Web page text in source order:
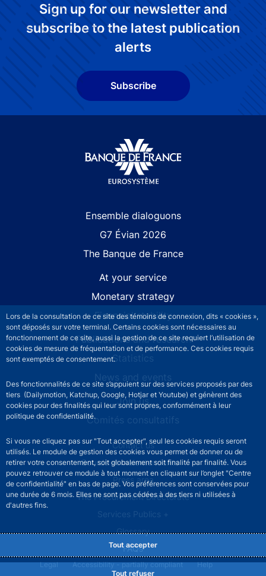
Lors de la consultation de ce site des témoins de connexion, dits « cookies »,
sont déposés sur votre terminal. Certains cookies sont nécessaires au
fonctionnement de ce site, aussi la gestion de ce site requiert l’utilisation de
cookies de mesure de fréquentation et de performance. Ces cookies requis
sont exemptés de consentement.
Des fonctionnalités de ce site s’appuient sur des services proposés par des
tiers (Dailymotion, Katchup, Google, Hotjar et Youtube) et génèrent des
cookies pour des finalités qui leur sont propres, conformément à leur
politique de confidentialité.
Si vous ne cliquez pas sur "Tout accepter", seul les cookies requis seront
utilisés. Le module de gestion des cookies vous permet de donner ou de
retirer votre consentement, soit globalement soit finalité par finalité. Vous
pouvez retrouver ce module à tout moment en cliquant sur l’onglet "Centre
de confidentialité" en bas de page. Vos préférences sont conservées pour
une durée de 6 mois. Elles ne sont pas cédées à des tiers ni utilisées à
d'autres fins.
Tout accepter
Tout refuser
Sign up for our newsletter and
subscribe to the latest publication
alerts
Subscribe
Ensemble dialoguons
G7 Évian 2026
The Banque de France
At your service
Monetary strategy
Financial stability
Publications and research
Statistics
News and events
Join us
Comités consultatifs
Footer secondary menuContact us
Sourds et malentendants
Press area
The Procurement Directorate
Services Publics +
Glossary
FAQs
Footer legal notice menu
Legal Accessibility - partially compliant
Help